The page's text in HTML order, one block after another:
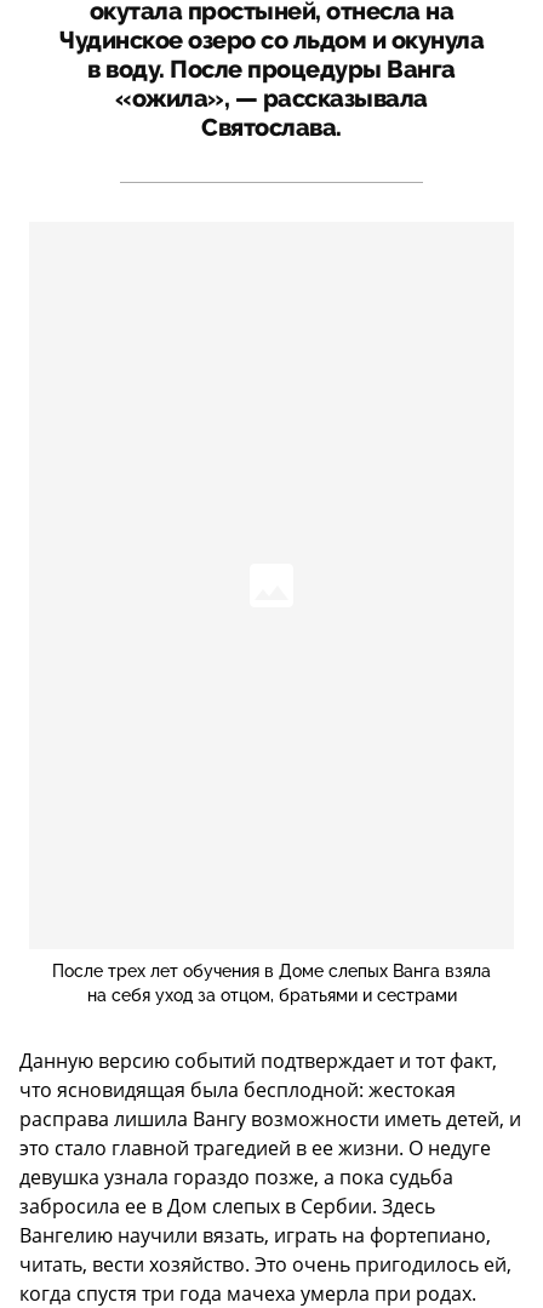
окутала простыней, отнесла на
Чудинское озеро со льдом и окунула
в воду. После процедуры Ванга
«ожила», — рассказывала
Святослава.
После трех лет обучения в Доме слепых Ванга взяла
на себя уход за отцом, братьями и сестрами
Данную версию событий подтверждает и тот факт,
что ясновидящая была бесплодной: жестокая
расправа лишила Вангу возможности иметь детей, и
это стало главной трагедией в ее жизни. О недуге
девушка узнала гораздо позже, а пока судьба
забросила ее в Дом слепых в Сербии. Здесь
Вангелию научили вязать, играть на фортепиано,
читать, вести хозяйство. Это очень пригодилось ей,
когда спустя три года мачеха умерла при родах.